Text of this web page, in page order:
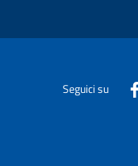
Seguici su